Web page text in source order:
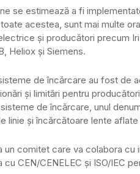
se estimează a fi
toate acestea, sunt mai multe
și producători precum
Heliox și Siemens.
de încărcare au fost de
și limitări pentru
de încărcare, unul
linie și încărcătoare lente aflate
un comitet care va colabora
CEN/CENELEC și ISO/IEC